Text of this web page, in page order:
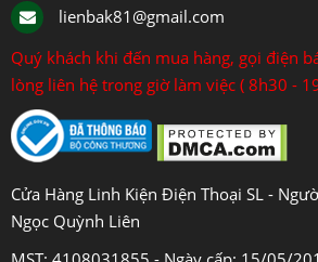
lienbak81@gmail.com
Quý khách khi đến mua hàng, gọi điện
lòng liên hệ trong giờ làm việc ( 8h30 -
Cửa Hàng Linh Kiện Điện Thoại SL -
Ngọc Quỳnh Liên